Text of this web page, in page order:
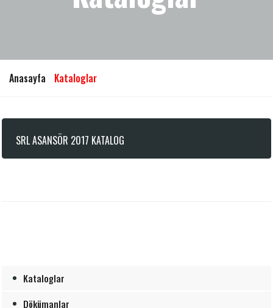
Anasayfa Kataloglar
SRL ASANSÖR 2017 KATALOG
Kataloglar
Dökümanlar